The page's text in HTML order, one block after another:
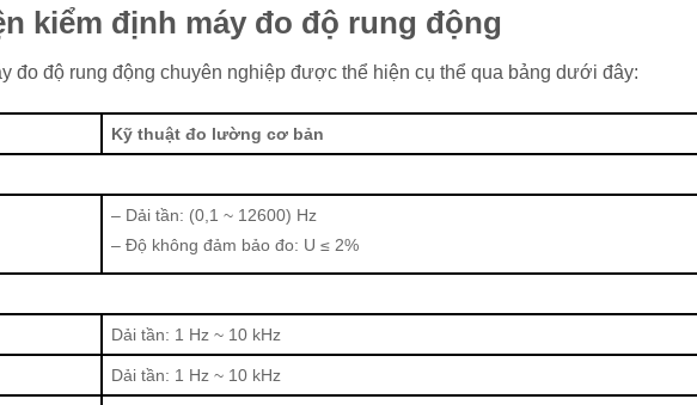
kiểm định máy đo độ rung động
đo độ rung động chuyên nghiệp được thể hiện cụ thể qua bảng dưới đây:
Kỹ thuật đo lường cơ bản
– Dải tần: (0,1 ~ 12600) Hz
– Độ không đảm bảo đo: U ≤ 2%
Dải tần: 1 Hz ~ 10 kHz
Dải tần: 1 Hz ~ 10 kHz